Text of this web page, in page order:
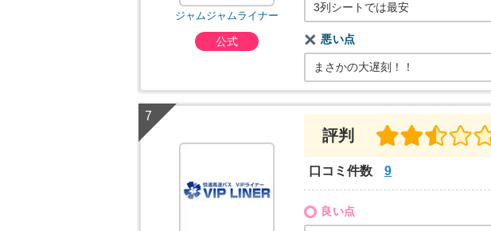
ジャムジャムライナー
公式
3列シートでは最安
悪い点
まさかの大遅刻！！
評判
口コミ件数 9
良い点